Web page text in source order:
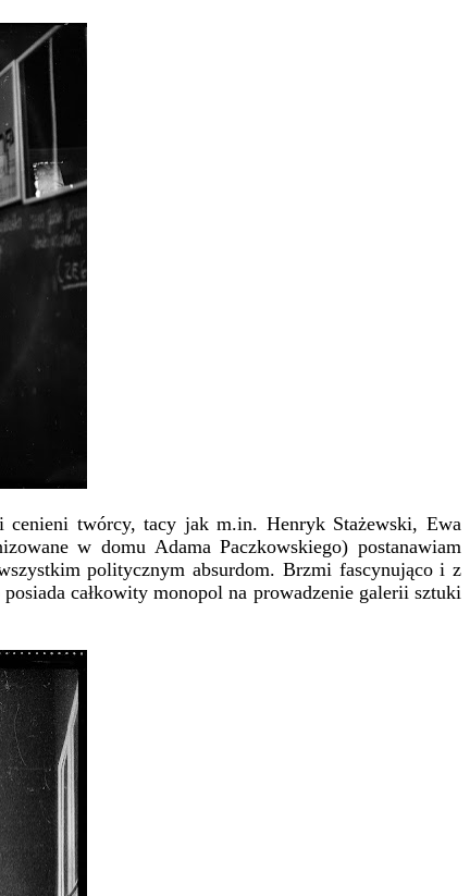
cenieni twórcy, tacy jak m.in. Henryk Stażewski, Ewa
w domu Adama Paczkowskiego) postanawiam
politycznym absurdom. Brzmi fascynująco i z
całkowity monopol na prowadzenie galerii sztuki